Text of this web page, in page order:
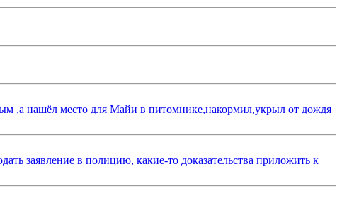
,а нашёл место для Майи в питомнике,накормил,укрыл от дождя
заявление в полицию, какие-то доказательства приложить к